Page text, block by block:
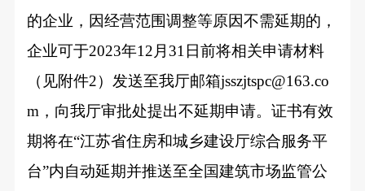
的企业，因经营范围调整等原因不需延期的，
企业可于2023年12月31日前将相关申请材料
（见附件2）发送至我厅邮箱jsszjtspc@163.co
m，向我厅审批处提出不延期申请。证书有效
期将在“江苏省住房和城乡建设厅综合服务平
台”内自动延期并推送至全国建筑市场监管公